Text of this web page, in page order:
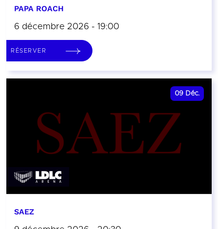
PAPA ROACH
6 décembre 2026 - 19:00
RÉSERVER
09 Déc.
SAEZ